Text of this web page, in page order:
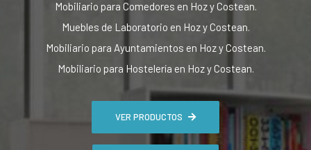
Mobiliario para Comedores en Hoz y Costean.
Muebles de Laboratorio en Hoz y Costean.
Mobiliario para Ayuntamientos en Hoz y Costean.
Mobiliario para Hostelería en Hoz y Costean.
VER PRODUCTOS